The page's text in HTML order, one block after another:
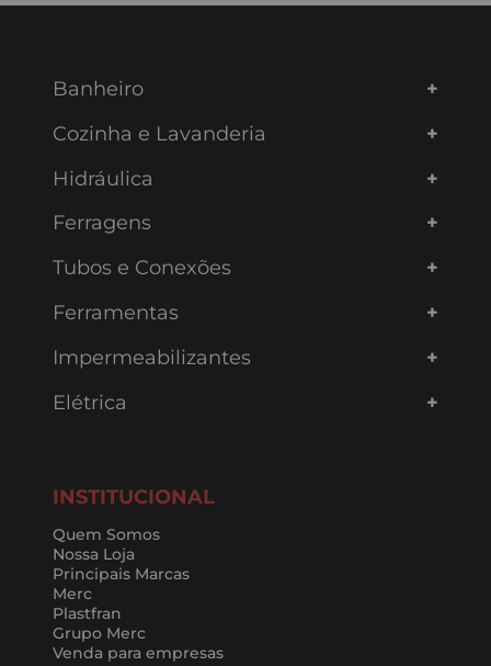
Banheiro
Cozinha e Lavanderia
Hidráulica
Ferragens
Tubos e Conexões
Ferramentas
Impermeabilizantes
Elétrica
INSTITUCIONAL
Quem Somos
Nossa Loja
Principais Marcas
Merc
Plastfran
Grupo Merc
Venda para empresas